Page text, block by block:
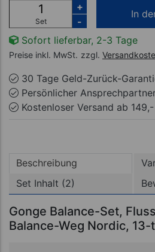
Set
+
-
In
Sofort lieferbar, 2-3 Tage
Preise inkl. MwSt. zzgl.
30 Tage Geld-Zurück-
Persönlicher
Kostenloser Versand ab
Beschreibung
Set Inhalt (2)
Gonge Balance-Set,
Balance-Weg Nordic, 13-